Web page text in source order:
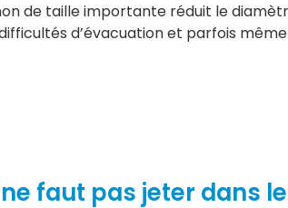
de taille importante réduit le
d’évacuation et parfois
ne faut pas jeter dans